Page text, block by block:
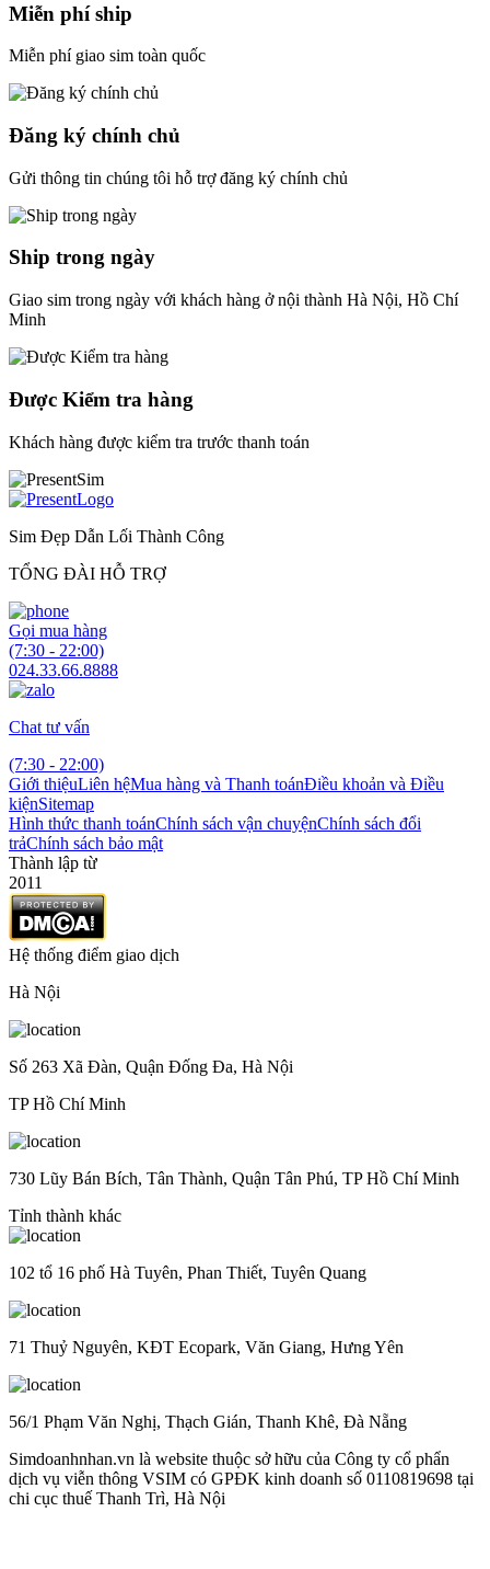
Miễn phí ship
Miễn phí giao sim toàn quốc
Đăng ký chính chủ
Gửi thông tin chúng tôi hỗ trợ đăng ký chính chủ
Ship trong ngày
Giao sim trong ngày với khách hàng ở nội thành Hà Nội, Hồ Chí
Minh
Được Kiểm tra hàng
Khách hàng được kiểm tra trước thanh toán
Sim Đẹp Dẫn Lối Thành Công
TỔNG ĐÀI HỖ TRỢ
Gọi mua hàng
(7:30 - 22:00)
024.33.66.8888
Chat tư vấn
(7:30 - 22:00)
Giới thiệuLiên hệMua hàng và Thanh toánĐiều khoản và Điều
kiệnSitemap
Hình thức thanh toánChính sách vận chuyệnChính sách đổi
trảChính sách bảo mật
Thành lập từ
2011
Hệ thống điểm giao dịch
Hà Nội
Số 263 Xã Đàn, Quận Đống Đa, Hà Nội
TP Hồ Chí Minh
730 Lũy Bán Bích, Tân Thành, Quận Tân Phú, TP Hồ Chí Minh
Tỉnh thành khác
102 tổ 16 phố Hà Tuyên, Phan Thiết, Tuyên Quang
71 Thuỷ Nguyên, KĐT Ecopark, Văn Giang, Hưng Yên
56/1 Phạm Văn Nghị, Thạch Gián, Thanh Khê, Đà Nẵng
Simdoanhnhan.vn là website thuộc sở hữu của Công ty cổ phẩn
dịch vụ viễn thông VSIM có GPĐK kinh doanh số 0110819698 tại
chi cục thuế Thanh Trì, Hà Nội